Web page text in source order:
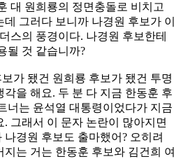
대 원희룡의 정면충돌로 비치고
그러다 보니까 나경원 후보가 이
스의 풍경이다. 나경원 후보한테
될 것 같습니까?
가 됐건 원희룡 후보가 됐건 투명
을 해요. 두 분 다 지금 한동훈 후
너는 윤석열 대통령이었다가 지금
그래서 이 문자 논란이 많아지면
경원 후보도 출마했어? 오히려
는 거는 한동훈 후보와 김건희 여